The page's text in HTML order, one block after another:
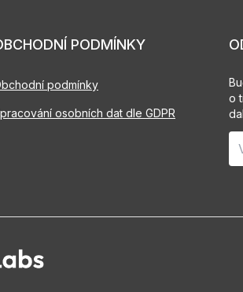
PODMÍNKY
podmínky
osobních dat dle GDPR
o